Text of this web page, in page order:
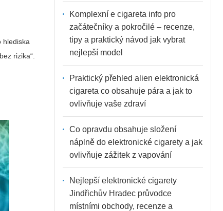
hlediska
rizika“.
Komplexní e cigareta info pro
začátečníky a pokročilé – recenze,
tipy a praktický návod jak vybrat
nejlepší model
Praktický přehled alien elektronická
cigareta co obsahuje pára a jak to
ovlivňuje vaše zdraví
Co opravdu obsahuje složení
náplně do elektronické cigarety a jak
ovlivňuje zážitek z vapování
Nejlepší elektronické cigarety
Jindřichův Hradec průvodce
místními obchody, recenze a